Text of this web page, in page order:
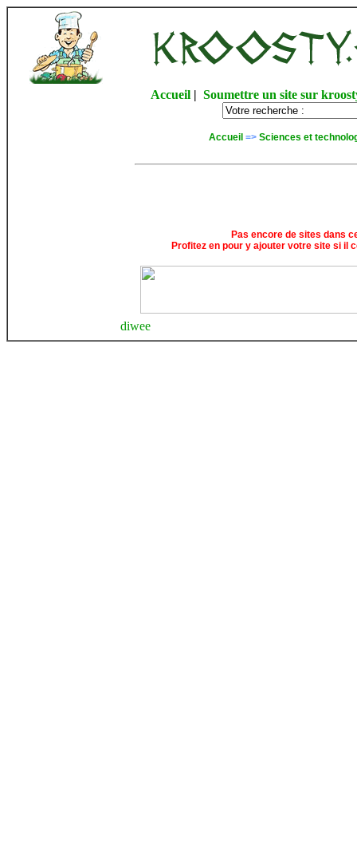
Accueil |Soumettre un site sur
Accueil =>Sciences et
Pas encore de sites dans
Profitez en pour y ajouter votre site si il
diwee